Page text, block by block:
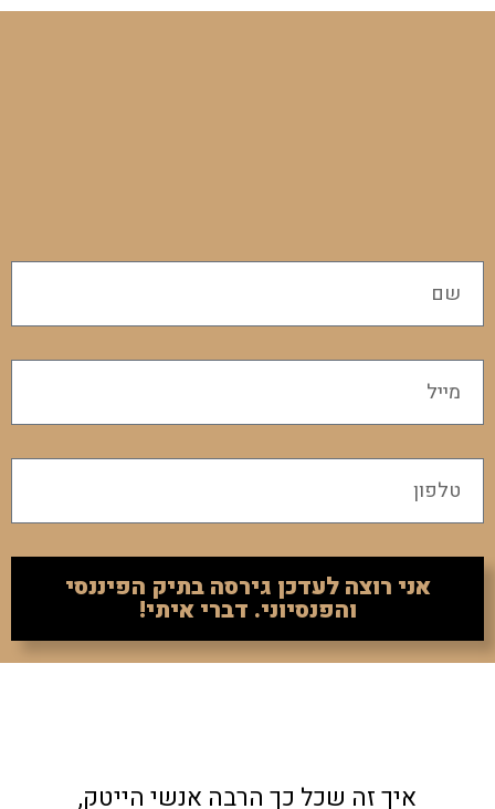
אני רוצה לעדכן גירסה בתיק הפיננסי
והפנסיוני. דברי איתי!
איך זה שכל כך הרבה אנשי הייטק,